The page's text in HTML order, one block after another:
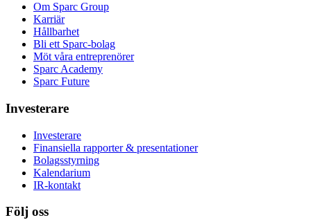
Om Sparc Group
Karriär
Hållbarhet
Bli ett Sparc-bolag
Möt våra entreprenörer
Sparc Academy
Sparc Future
Investerare
Investerare
Finansiella rapporter & presentationer
Bolagsstyrning
Kalendarium
IR-kontakt
Följ oss